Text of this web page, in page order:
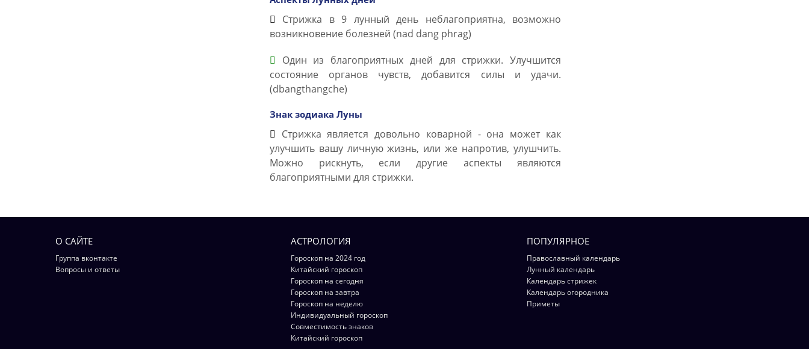
Стрижка в 9 лунный день неблагоприятна, возможно
возникновение болезней (nad dang phrag)
Один из благоприятных дней для стрижки. Улучшится
состояние органов чувств, добавится силы и удачи.
(dbangthangche)
Знак зодиака Луны
Стрижка является довольно коварной - она может как
улучшить вашу личную жизнь, или же напротив, улушчить.
Можно рискнуть, если другие аспекты являются
благоприятными для стрижки.
О САЙТЕ
Группа вконтакте
Вопросы и ответы
АСТРОЛОГИЯ
Гороскоп на 2024 год
Китайский гороскоп
Гороскоп на сегодня
Гороскоп на завтра
Гороскоп на неделю
Индивидуальный гороскоп
Совместимость знаков
Китайский гороскоп
ПОПУЛЯРНОЕ
Православный календарь
Лунный календарь
Календарь стрижек
Календарь огородника
Приметы